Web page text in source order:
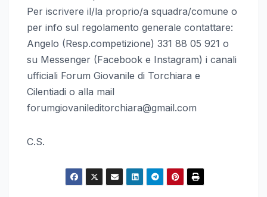
Per iscrivere il/la proprio/a squadra/comune o
per info sul regolamento generale contattare:
Angelo (Resp.competizione) 331 88 05 921 o
su Messenger (Facebook e Instagram) i canali
ufficiali Forum Giovanile di Torchiara e
Cilentiadi o alla mail
forumgiovanileditorchiara@gmail.com
C.S.